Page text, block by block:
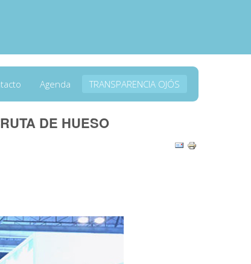
Agenda TRANSPARENCIA OJÓS
DE HUESO